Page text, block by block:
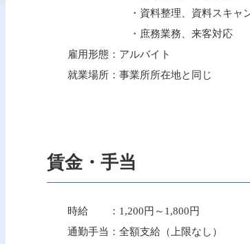
・資料整理、資料スキャン
・庶務業務、来客対応
雇用形態：アルバイト
就業場所：事業所所在地と同じ
賃金・手当
時給 ：1,200円～1,800円
通勤手当：全額支給（上限なし）